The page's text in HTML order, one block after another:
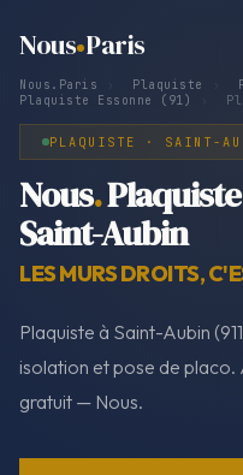
Nous Paris
Nous.Paris Plaquiste
Plaquiste Essonne (91)
PLAQUISTE · SAINT-
Nous.Plaquiste
Saint-Aubin
LES MURS DROITS,
Plaquiste à Saint-Aubin
isolation et pose de placo.
gratuit — Nous.